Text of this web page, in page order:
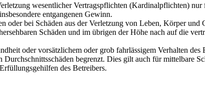
wesentlicher Vertragspflichten (Kardinalpflichten) nur
entgangenen Gewinn.
bei Schäden aus der Verletzung von Leben, Körper und
Schäden und im übrigen der Höhe nach auf die
oder vorsätzlichem oder grob fahrlässigem Verhalten des
begrenzt. Dies gilt auch für mittelbare
des Betreibers.